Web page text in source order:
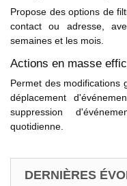
Propose des options de
contact ou adresse,
semaines et les mois.
Actions en masse
Permet des modifications
déplacement
suppression
quotidienne.
DERNIÈRES